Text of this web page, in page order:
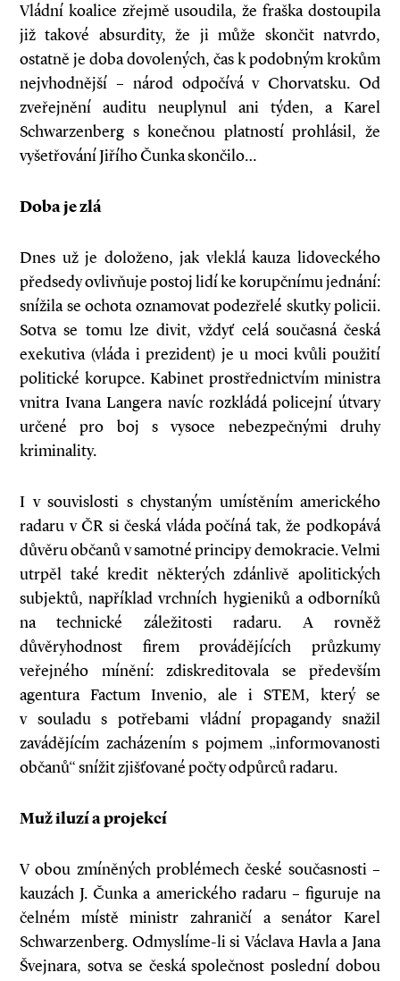
Vládní koalice zřejmě usoudila, že fraška dostoupila
již takové absurdity, že ji může skončit natvrdo,
ostatně je doba dovolených, čas k podobným krokům
nejvhodnější – národ odpočívá v Chorvatsku. Od
zveřejnění auditu neuplynul ani týden, a Karel
Schwarzenberg s konečnou platností prohlásil, že
vyšetřování Jiřího Čunka skončilo…
Doba je zlá
Dnes už je doloženo, jak vleklá kauza lidoveckého
předsedy ovlivňuje postoj lidí ke korupční­mu jednání:
snížila se ochota oznamovat podezřelé skutky policii.
Sotva se tomu lze divit, vždyť celá současná česká
exekutiva (vláda i prezident) je u moci kvůli použití
politické korupce. Kabinet prostřednictvím ministra
vnitra Ivana Langera navíc rozkládá policejní útvary
určené pro boj s vysoce nebezpečnými druhy
kriminality.
I v souvislosti s chystaným umístěním amerického
radaru v ČR si česká vláda počíná tak, že podkopává
důvěru občanů v samotné principy demokracie. Velmi
utrpěl také kredit některých zdánlivě apolitických
subjektů, například vrchních hygieniků a odborníků
na technické záležitosti radaru. A rovněž
důvěryhodnost firem provádějících průzkumy
veřejného mínění: zdiskreditovala se především
agentura Factum Invenio, ale i STEM, který se
v souladu s potřebami vládní propagandy snažil
zavádějícím zacházením s pojmem „informovanosti
občanů“ snížit zjišťované počty odpůrců radaru.
Muž iluzí a projekcí
V obou zmíněných problémech české současnosti –
kauzách J. Čunka a amerického radaru – figuruje na
čelném místě ministr zahraničí a senátor Karel
Schwarzenberg. Odmyslíme-li si Václava Havla a Jana
Švejnara, sotva se česká společnost poslední dobou